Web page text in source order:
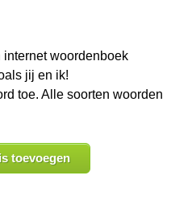
woordenboek
jij en ik!
toe. Alle soorten woorden
toevoegen